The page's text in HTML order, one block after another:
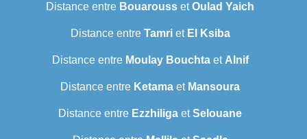
Distance entre Bouarouss etOulad Yaich
Distance entre Tamriet El Ksiba
Distance entre Moulay Bouchtaet Alnif
Distance entre Ketama et Mansoura
Distance entre Ezzhiliga etSelouane